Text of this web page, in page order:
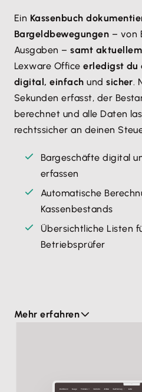
Ein Kassenbuch
Bargeldbewegungen – von
Ausgaben –samt
Lexware Officeerledigst du
digital, einfach undsicher.
Sekunden erfasst, der
berechnet und alle Daten
rechtssicher an deinen
Bargeschäfte digital
erfassen
Automatische
Kassenbestands
Übersichtliche Listen
Betriebsprüfer
wo jemand häufig
Mehr erfahren